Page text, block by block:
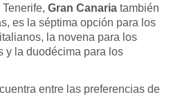
Gran Canaria también
es la séptima opción para los
la novena para los
y la duodécima para los
entre las preferencias de